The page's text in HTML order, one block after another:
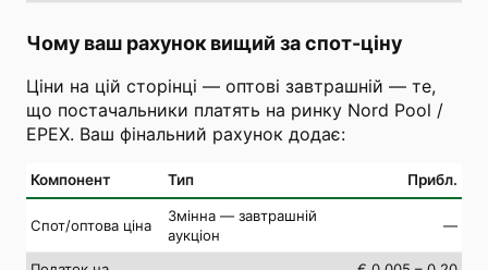
Чому ваш рахунок вищий за спот-ціну
Ціни на цій сторінці — оптові завтрашній — те,
що постачальники платять на ринку Nord Pool /
EPEX. Ваш фінальний рахунок додає:
Компонент Тип Прибл.
Спот/оптова ціна
Змінна — завтрашній
аукціон
—